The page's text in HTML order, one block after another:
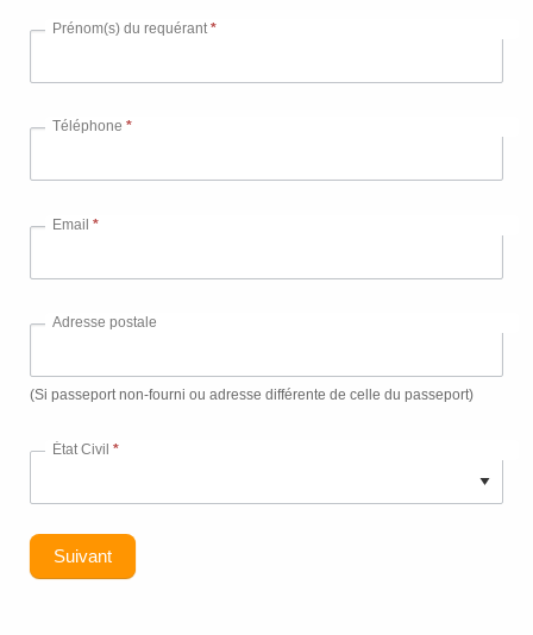
Prénom(s) du requérant *
Téléphone *
Email *
Adresse postale
(Si passeport non-fourni ou adresse différente de celle du passeport)
État Civil *
Suivant